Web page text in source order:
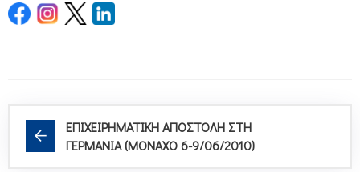
ΕΠΙΧΕΙΡΗΜΑΤΙΚΗ ΑΠΟΣΤΟΛΗ ΣΤΗ
ΓΕΡΜΑΝΙΑ (ΜΟΝΑΧΟ 6-9/06/2010)